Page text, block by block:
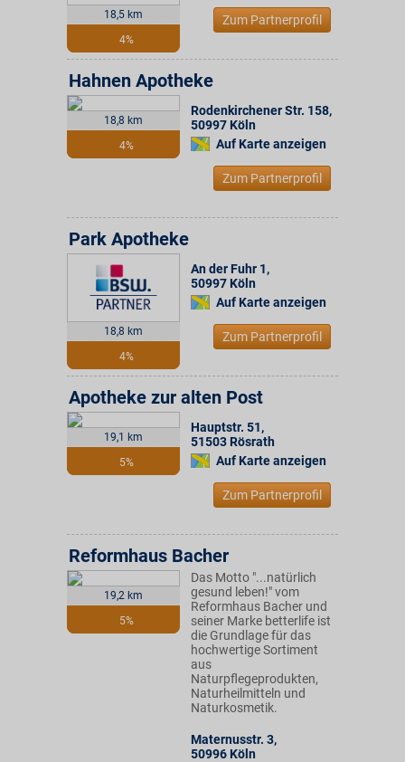
18,5 km
4%
Zum Partnerprofil
18,8 km
4%
Hahnen Apotheke
Rodenkirchener Str. 158,
50997 Köln
Auf Karte anzeigen
Zum Partnerprofil
18,8 km
4%
Park Apotheke
An der Fuhr 1,
50997 Köln
Auf Karte anzeigen
Zum Partnerprofil
19,1 km
5%
Apotheke zur alten Post
Hauptstr. 51,
51503 Rösrath
Auf Karte anzeigen
Zum Partnerprofil
19,2 km
5%
Reformhaus Bacher
Das Motto "...natürlich
gesund leben!" vom
Reformhaus Bacher und
seiner Marke betterlife ist
die Grundlage für das
hochwertige Sortiment
aus
Naturpflegeprodukten,
Naturheilmitteln und
Naturkosmetik.
Maternusstr. 3,
50996 Köln